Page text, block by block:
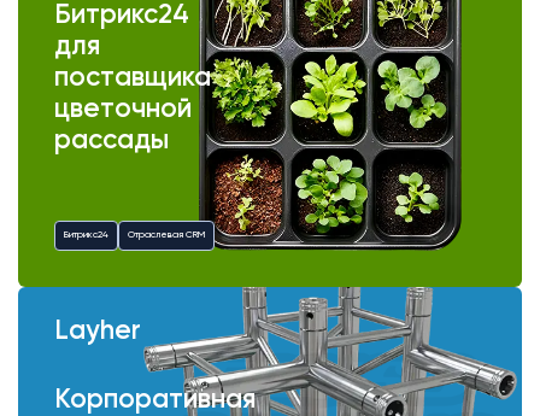
Битрикс24
для
поставщика
цветочной
рассады
Битрикс24 Отраслевая CRM
Layher
Корпоративная